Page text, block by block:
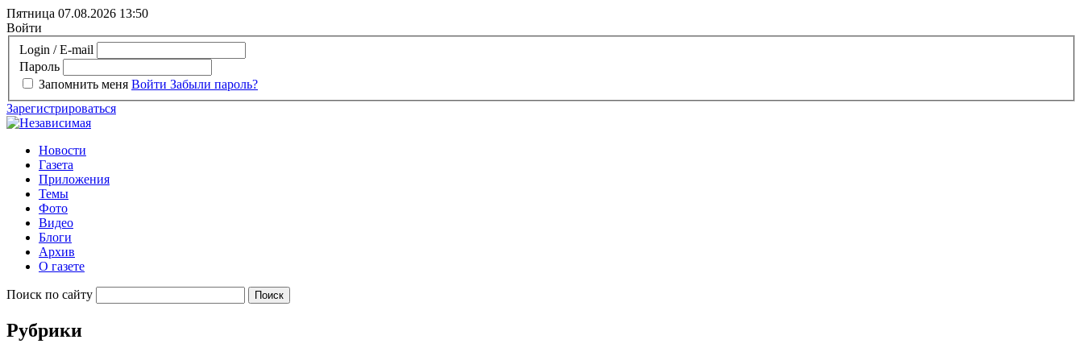
Пятница 07.08.2026 13:50
Войти
Login / E-mail
Пароль
Запомнить меня Войти Забыли пароль?
Зарегистрироваться
Новости
Газета
Приложения
Темы
Фото
Видео
Блоги
Архив
О газете
Поиск по сайту
Рубрики